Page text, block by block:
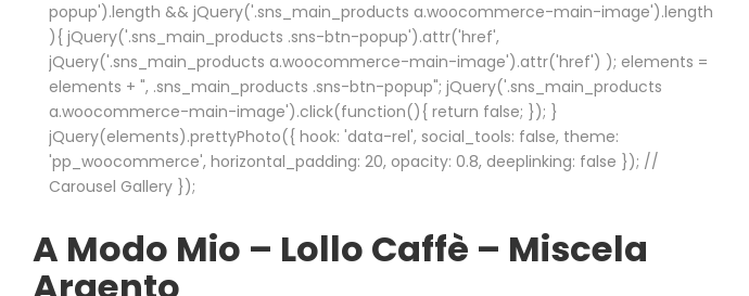
popup').length && jQuery('.sns_main_products a.woocommerce-main-image').length
){ jQuery('.sns_main_products .sns-btn-popup').attr('href',
jQuery('.sns_main_products a.woocommerce-main-image').attr('href') ); elements =
elements + ", .sns_main_products .sns-btn-popup"; jQuery('.sns_main_products
a.woocommerce-main-image').click(function(){ return false; }); }
jQuery(elements).prettyPhoto({ hook: 'data-rel', social_tools: false, theme:
'pp_woocommerce', horizontal_padding: 20, opacity: 0.8, deeplinking: false }); //
Carousel Gallery });
A Modo Mio – Lollo Caffè – Miscela